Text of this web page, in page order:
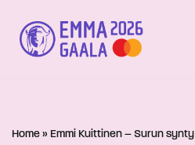
Siirry
suoraan
Home » Emmi Kuittinen – Surun synty